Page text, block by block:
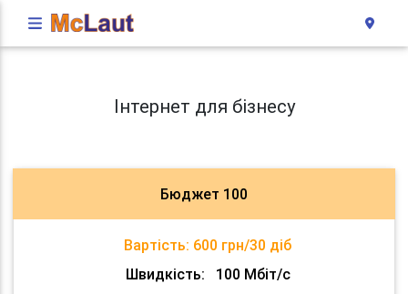
Інтернет для бізнесу
Бюджет 100
Вартість: 600 грн/30 діб
Швидкість:
100 Мбіт/с